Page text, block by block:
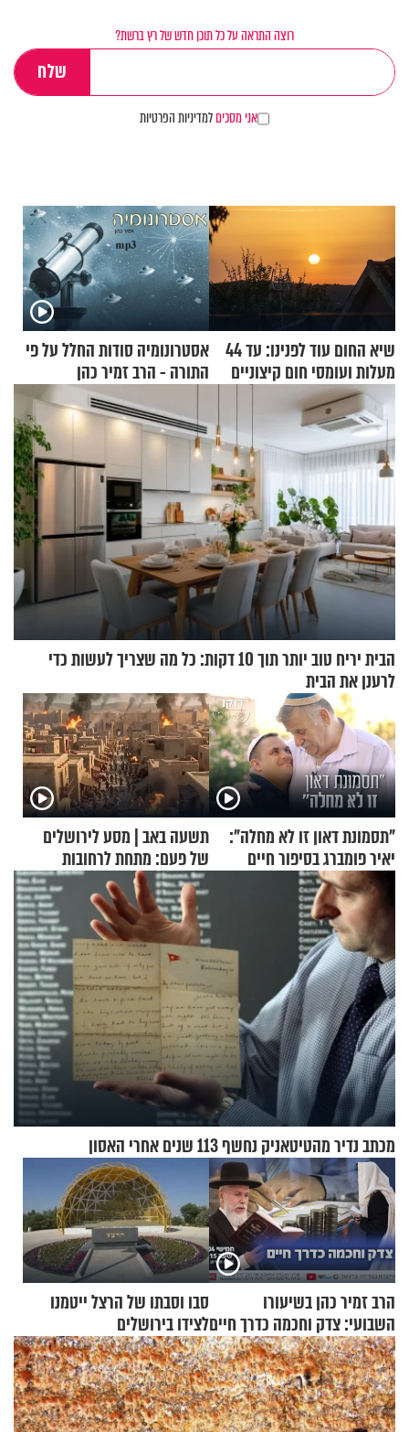
רוצה התראה על כל תוכן חדש של רץ ברשת?
אני מסכיםלמדיניות הפרטיות
שיא החום עוד לפנינו: עד 44
מעלות ועומסי חום קיצוניים
אסטרונומיה סודות החלל על פי
התורה - הרב זמיר כהן
הבית יריח טוב יותר תוך 10 דקות: כל מה שצריך לעשות כדי
לרענן את הבית
"תסמונת דאון זו לא מחלה":
יאיר פומברג בסיפור חיים
מעורר השראה
תשעה באב | מסע לירושלים
של פעם: מתחת לרחובות
ירושלים
מכתב נדיר מהטיטאניק נחשף 113 שנים אחרי האסון
הרב זמיר כהן בשיעורו
השבועי: צדק וחכמה כדרך חיים
סבו וסבתו של הרצל ייטמנו
לצידו בירושלים